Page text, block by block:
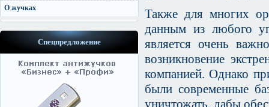
О жучках
Спецпредложение
Также для многих
данным из любого
является очень
возникновение
компанией. Однако
были современные
уничтожать, дабы